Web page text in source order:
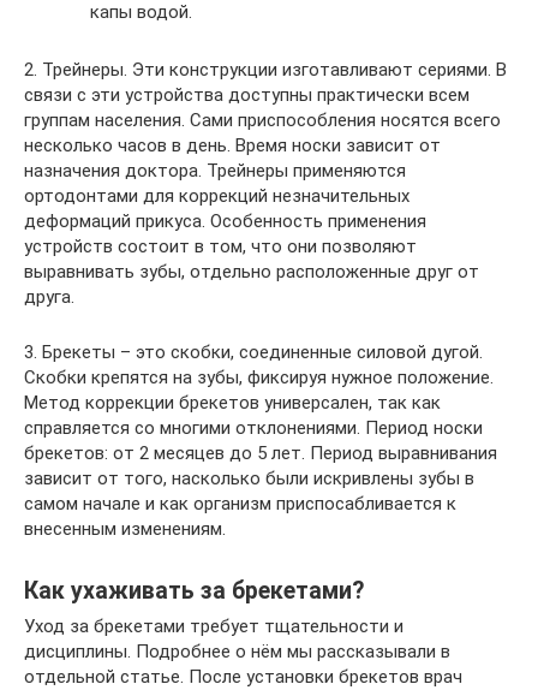
капы водой.
2. Трейнеры. Эти конструкции изготавливают сериями. В
связи с эти устройства доступны практически всем
группам населения. Сами приспособления носятся всего
несколько часов в день. Время носки зависит от
назначения доктора. Трейнеры применяются
ортодонтами для коррекций незначительных
деформаций прикуса. Особенность применения
устройств состоит в том, что они позволяют
выравнивать зубы, отдельно расположенные друг от
друга.
3. Брекеты – это скобки, соединенные силовой дугой.
Скобки крепятся на зубы, фиксируя нужное положение.
Метод коррекции брекетов универсален, так как
справляется со многими отклонениями. Период носки
брекетов: от 2 месяцев до 5 лет. Период выравнивания
зависит от того, насколько были искривлены зубы в
самом начале и как организм приспосабливается к
внесенным изменениям.
Как ухаживать за брекетами?
Уход за брекетами требует тщательности и
дисциплины. Подробнее о нём мы рассказывали в
отдельной статье. После установки брекетов врач